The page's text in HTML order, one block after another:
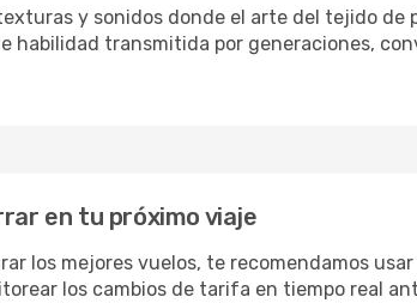
y sonidos donde el arte del tejido
habilidad transmitida por generaciones,
en tu próximo viaje
los mejores vuelos, te recomendamos
los cambios de tarifa en tiempo real